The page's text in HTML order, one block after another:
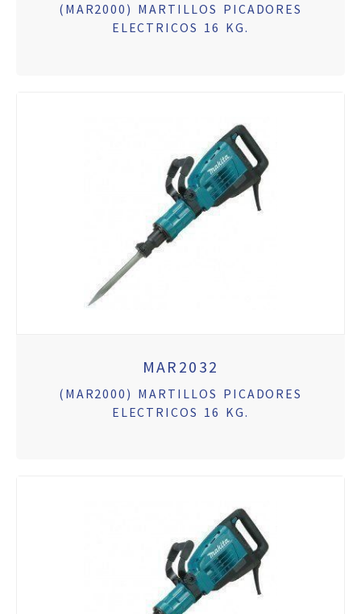
(MAR2000) MARTILLOS PICADORES
ELECTRICOS 16 KG.
MAR2032
(MAR2000) MARTILLOS PICADORES
ELECTRICOS 16 KG.